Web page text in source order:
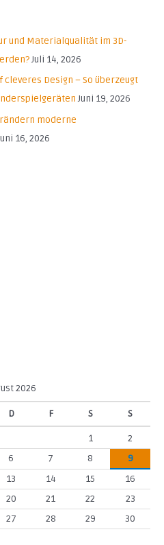
und Materialqualität im 3D-
Juli 14, 2026
Design – So überzeugt
Juni 19, 2026
moderne
16, 2026
2026
D F S S
1
2
6 7 8
9
13 14 15
16
20 21 22
23
27 28 29
30